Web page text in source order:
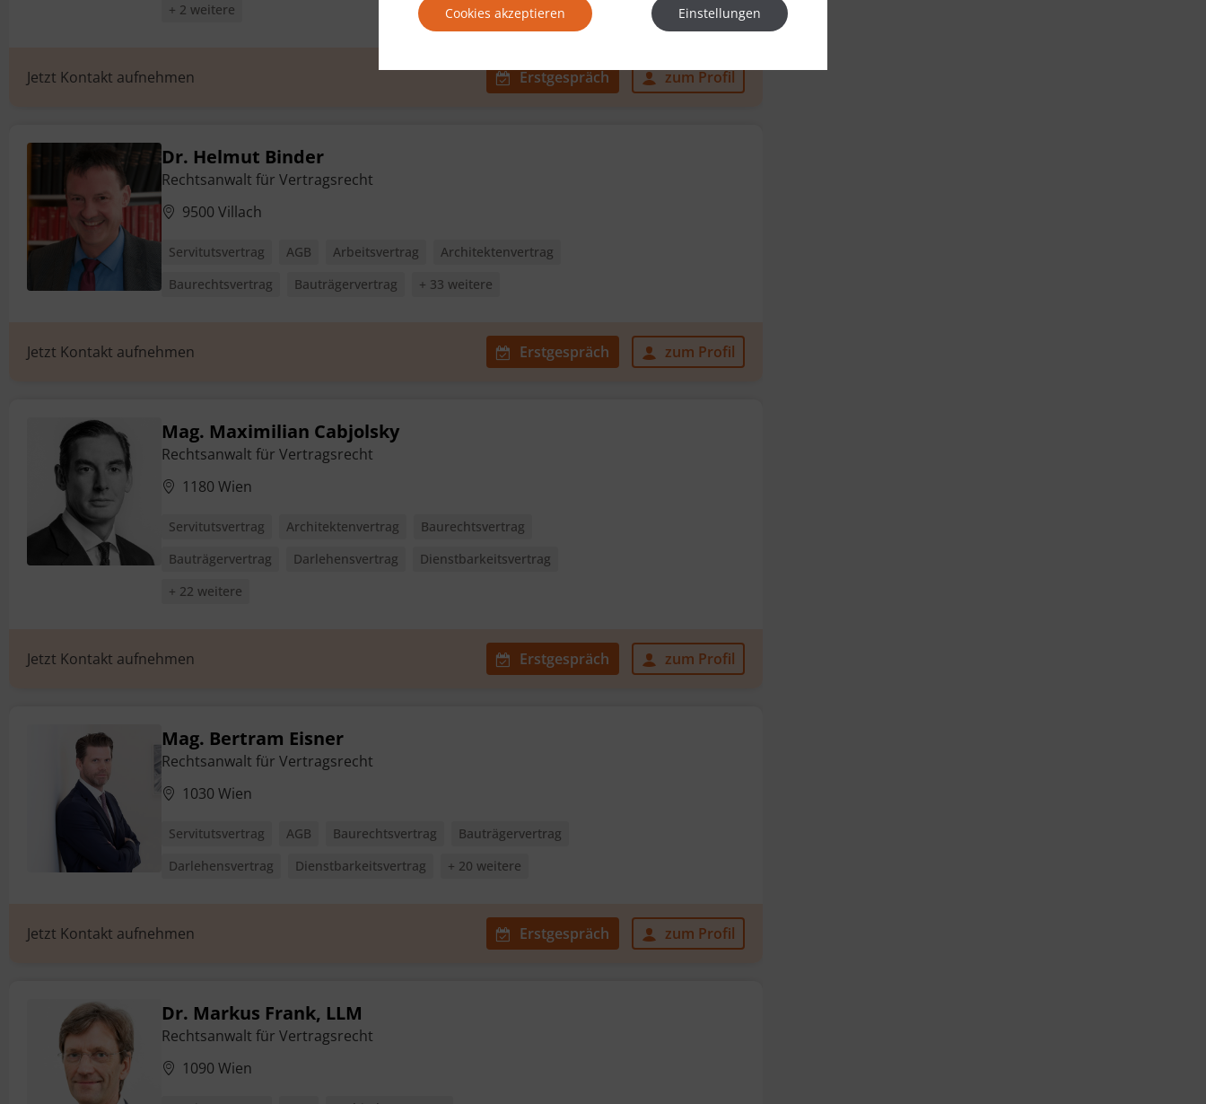
+ 2 weitere
Jetzt Kontakt aufnehmen Erstgespräch zum Profil
Dr. Helmut Binder
Rechtsanwalt für Vertragsrecht
9500 Villach
Servitutsvertrag AGB Arbeitsvertrag
Architektenvertrag
Baurechtsvertrag
Bauträgervertrag + 33 weitere
Jetzt Kontakt aufnehmen Erstgespräch zum Profil
Mag. Maximilian Cabjolsky
Rechtsanwalt für Vertragsrecht
1180 Wien
Servitutsvertrag Architektenvertrag
Baurechtsvertrag
Bauträgervertrag
Darlehensvertrag
Dienstbarkeitsvertrag
+ 22 weitere
Jetzt Kontakt aufnehmen Erstgespräch zum Profil
Mag. Bertram Eisner
Rechtsanwalt für Vertragsrecht
1030 Wien
Servitutsvertrag AGB Baurechtsvertrag
Bauträgervertrag
Darlehensvertrag
Dienstbarkeitsvertrag + 20 weitere
Jetzt Kontakt aufnehmen Erstgespräch zum Profil
Dr. Markus Frank, LLM
Rechtsanwalt für Vertragsrecht
1090 Wien
Cookies akzeptieren Einstellungen